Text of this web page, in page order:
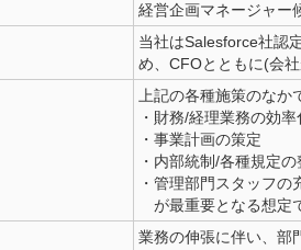
経営企画マネージャー
当社はSalesforce社認
め、CFOとともに(会
上記の各種施策のなか
・財務/経理業務の効
・事業計画の策定
・内部統制/各種規定の
・管理部門スタッフの
が最重要となる想定
業務の伸張に伴い、部